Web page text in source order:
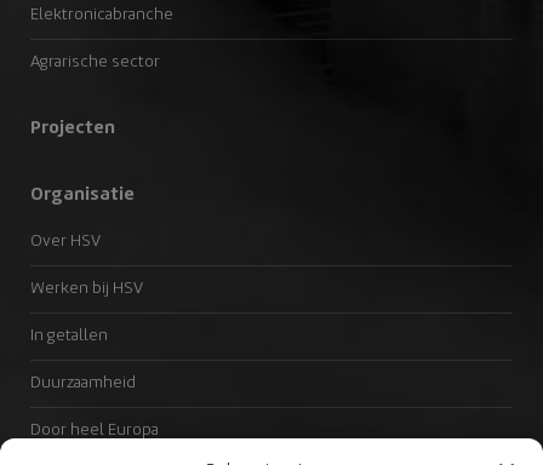
Elektronicabranche
Agrarische sector
Projecten
Organisatie
Over HSV
Werken bij HSV
In getallen
Duurzaamheid
Door heel Europa